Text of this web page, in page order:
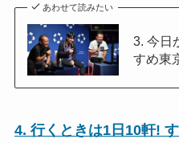
あわせて読みたい
3. 今日
すめ東
4. 行くときは1日10軒!